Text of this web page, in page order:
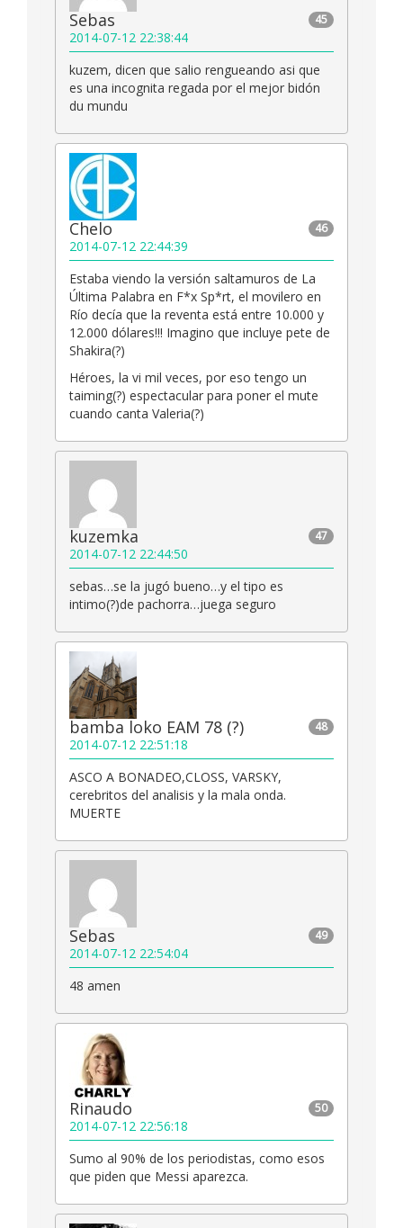
45
Sebas
2014-07-12 22:38:44
kuzem, dicen que salio rengueando asi que
es una incognita regada por el mejor bidón
du mundu
46
Chelo
2014-07-12 22:44:39
Estaba viendo la versión saltamuros de La
Última Palabra en F*x Sp*rt, el movilero en
Río decía que la reventa está entre 10.000 y
12.000 dólares!!! Imagino que incluye pete de
Shakira(?)
Héroes, la vi mil veces, por eso tengo un
taiming(?) espectacular para poner el mute
cuando canta Valeria(?)
47
kuzemka
2014-07-12 22:44:50
sebas…se la jugó bueno…y el tipo es
intimo(?)de pachorra…juega seguro
48
bamba loko EAM 78 (?)
2014-07-12 22:51:18
ASCO A BONADEO,CLOSS, VARSKY,
cerebritos del analisis y la mala onda.
MUERTE
49
Sebas
2014-07-12 22:54:04
48 amen
50
Rinaudo
2014-07-12 22:56:18
Sumo al 90% de los periodistas, como esos
que piden que Messi aparezca.